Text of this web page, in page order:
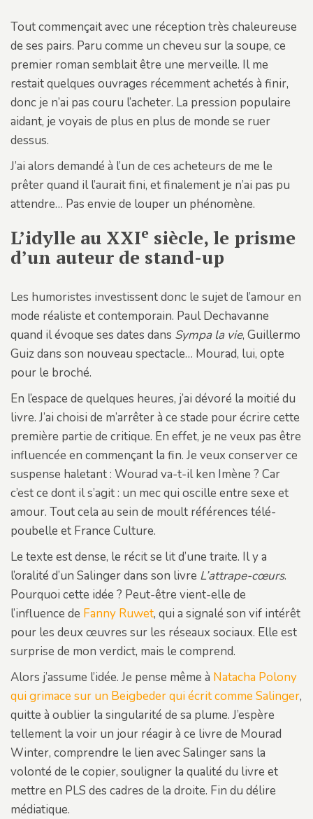
Tout commençait avec une réception très chaleureuse
de ses pairs. Paru comme un cheveu sur la soupe, ce
premier roman semblait être une merveille. Il me
restait quelques ouvrages récemment achetés à finir,
donc je n’ai pas couru l’acheter. La pression populaire
aidant, je voyais de plus en plus de monde se ruer
dessus.
J’ai alors demandé à l’un de ces acheteurs de me le
prêter quand il l’aurait fini, et finalement je n’ai pas pu
attendre… Pas envie de louper un phénomène.
L’idylle au XXIe siècle, le prisme
d’un auteur de stand-up
Les humoristes investissent donc le sujet de l’amour en
mode réaliste et contemporain. Paul Dechavanne
quand il évoque ses dates dans Sympa la vie, Guillermo
Guiz dans son nouveau spectacle… Mourad, lui, opte
pour le broché.
En l’espace de quelques heures, j’ai dévoré la moitié du
livre. J’ai choisi de m’arrêter à ce stade pour écrire cette
première partie de critique. En effet, je ne veux pas être
influencée en commençant la fin. Je veux conserver ce
suspense haletant : Wourad va-t-il ken Imène ? Car
c’est ce dont il s’agit : un mec qui oscille entre sexe et
amour. Tout cela au sein de moult références télé-
poubelle et France Culture.
Le texte est dense, le récit se lit d’une traite. Il y a
l’oralité d’un Salinger dans son livre L’attrape-cœurs.
Pourquoi cette idée ? Peut-être vient-elle de
l’influence de Fanny Ruwet, qui a signalé son vif intérêt
pour les deux œuvres sur les réseaux sociaux. Elle est
surprise de mon verdict, mais le comprend.
Alors j’assume l’idée. Je pense même à Natacha Polony
qui grimace sur un Beigbeder qui écrit comme Salinger,
quitte à oublier la singularité de sa plume. J’espère
tellement la voir un jour réagir à ce livre de Mourad
Winter, comprendre le lien avec Salinger sans la
volonté de le copier, souligner la qualité du livre et
mettre en PLS des cadres de la droite. Fin du délire
médiatique.